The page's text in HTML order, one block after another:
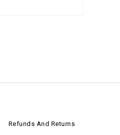
Refunds And Returns